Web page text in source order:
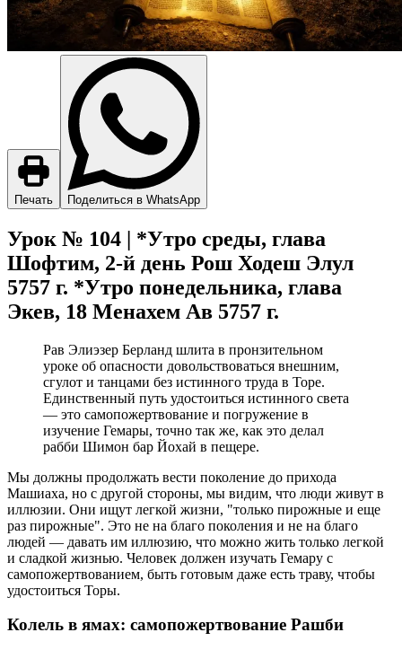
Печать Поделиться в WhatsApp
Урок № 104 | *Утро среды, глава
Шофтим, 2-й день Рош Ходеш Элул
5757 г. *Утро понедельника, глава
Экев, 18 Менахем Ав 5757 г.
Рав Элиэзер Берланд шлита в пронзительном
уроке об опасности довольствоваться внешним,
сгулот и танцами без истинного труда в Торе.
Единственный путь удостоиться истинного света
— это самопожертвование и погружение в
изучение Гемары, точно так же, как это делал
рабби Шимон бар Йохай в пещере.
Мы должны продолжать вести поколение до прихода
Машиаха, но с другой стороны, мы видим, что люди живут в
иллюзии. Они ищут легкой жизни, "только пирожные и еще
раз пирожные". Это не на благо поколения и не на благо
людей — давать им иллюзию, что можно жить только легкой
и сладкой жизнью. Человек должен изучать Гемару с
самопожертвованием, быть готовым даже есть траву, чтобы
удостоиться Торы.
Колель в ямах: самопожертвование Рашби